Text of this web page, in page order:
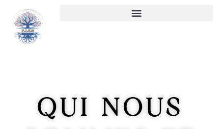
contenu
QUI NOUS